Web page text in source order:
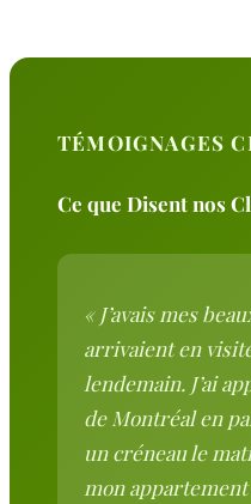
TÉMOIGNAGES
Ce que Disent nos
« J’avais mes
arrivaient en
lendemain. J’ai
de Montréal en
un créneau le
mon